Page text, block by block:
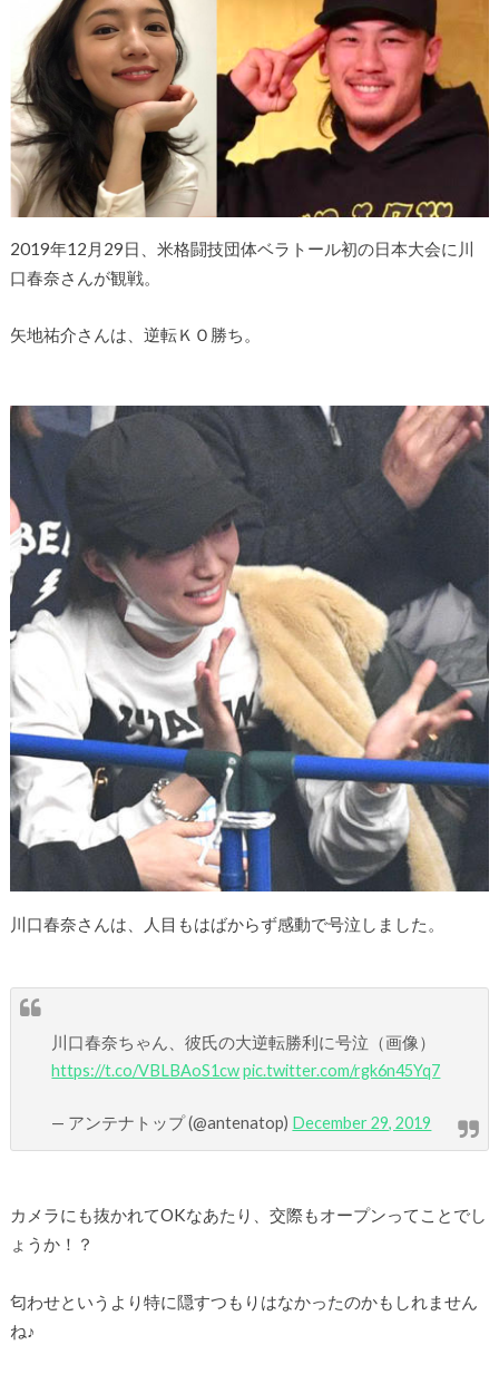
2019年12月29日、米格闘技団体ベラトール初の日本大会に川
口春奈さんが観戦。
矢地祐介さんは、逆転ＫＯ勝ち。
川口春奈さんは、人目もはばからず感動で号泣しました。
川口春奈ちゃん、彼氏の大逆転勝利に号泣（画像）
https://t.co/VBLBAoS1cw pic.twitter.com/rgk6n45Yq7
— アンテナトップ (@antenatop) December 29, 2019
カメラにも抜かれてOKなあたり、交際もオープンってことでし
ょうか！？
匂わせというより特に隠すつもりはなかったのかもしれません
ね♪